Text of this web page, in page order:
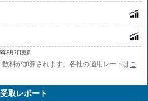
年8月7日更新
料が加算されます。各社の適用レートは こ
取レポート